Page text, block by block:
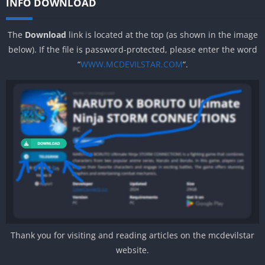
The Download link is located at the top (as shown in the image
below). If the file is password-protected, please enter the word
“WWW.MCDEVILSTAR.COM“.
Thank you for visiting and reading articles on the mcdevilstar
website.